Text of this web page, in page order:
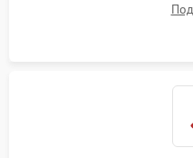
выгоревших реле,